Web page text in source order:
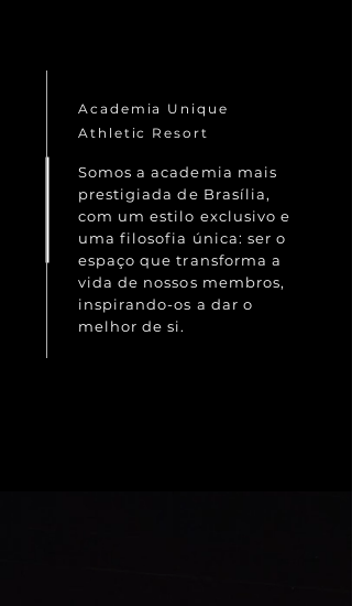
Academia Unique
Athletic Resort
Somos a academia mais
prestigiada de Brasília,
com um estilo exclusivo e
uma filosofia única: ser o
espaço que transforma a
vida de nossos membros,
inspirando-os a dar o
melhor de si.